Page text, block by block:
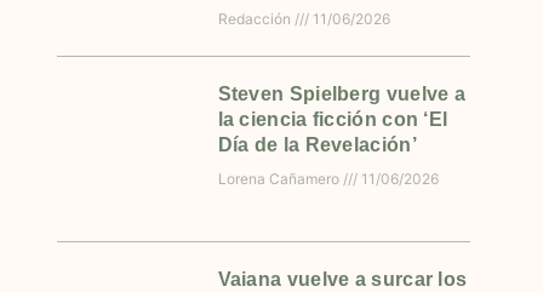
Redacción 11/06/2026
Steven Spielberg vuelve a
la ciencia ficción con ‘El
Día de la Revelación’
Lorena Cañamero 11/06/2026
Vaiana vuelve a surcar los